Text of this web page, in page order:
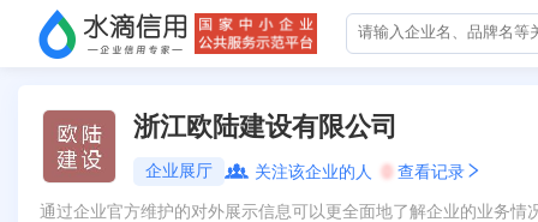
浙江欧陆建设有限公司
企业展厅 关注该企业的人 0 查看记录
通过企业官方维护的对外展示信息可以更全面地了解企业的业务